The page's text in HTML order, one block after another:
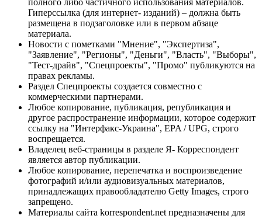
Гиперссылка (для интернет- изданий) – должна быть
размещена в подзаголовке или в первом абзаце
материала.
Новости с пометками "Мнение", "Экспертиза",
"Заявление", "Регионы", "Деньги", "Власть", "Выборы",
"Тест-драйв", "Спецпроекты", "Промо" публикуются на
правах рекламы.
Раздел Спецпроекты создается совместно с
коммерческими партнерами.
Любое копирование, публикация, републикация и
другое распространение информации, которое содержит
ссылку на "Интерфакс-Украина", EPA / UPG, строго
воспрещается.
Владелец веб-страницы в разделе Я- Корреспондент
является автор публикации.
Любое копирование, перепечатка и воспроизведение
фотографий и/или аудиовизуальных материалов,
принадлежащих правообладателю Getty Images, строго
запрещено.
Материалы сайта korrespondent.net предназначены для